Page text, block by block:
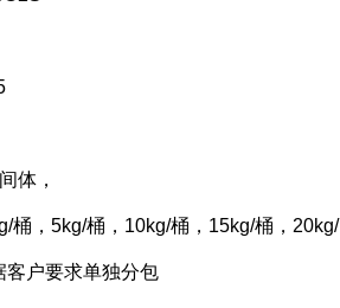
体，
桶，5kg/桶，10kg/桶，15kg/桶，20kg/
客户要求单独分包